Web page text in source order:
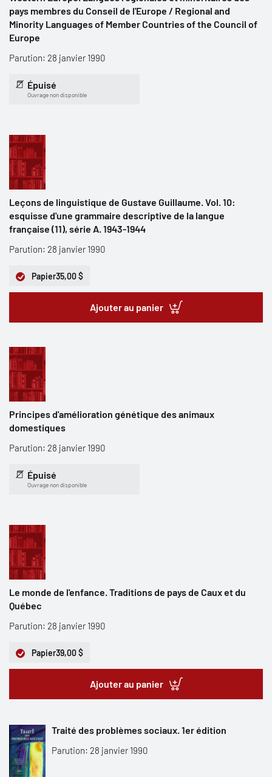
pays membres du Conseil de l'Europe / Regional and
Minority Languages of Member Countries of the Council of
Europe
Parution: 28 janvier 1990
Épuisé
Ouvrage non disponible
Leçons de linguistique de Gustave Guillaume. Vol. 10:
esquisse d'une grammaire descriptive de la langue
française (11), série A. 1943-1944
Parution: 28 janvier 1990
Papier35,00 $
Ajouter au panier
Principes d'amélioration génétique des animaux
domestiques
Parution: 28 janvier 1990
Épuisé
Ouvrage non disponible
Le monde de l'enfance. Traditions de pays de Caux et du
Québec
Parution: 28 janvier 1990
Papier39,00 $
Ajouter au panier
Traité des problèmes sociaux. 1er édition
Parution: 28 janvier 1990